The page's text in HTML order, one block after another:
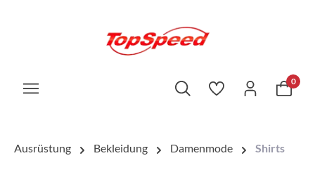
0
Ausrüstung Bekleidung Damenmode Shirts